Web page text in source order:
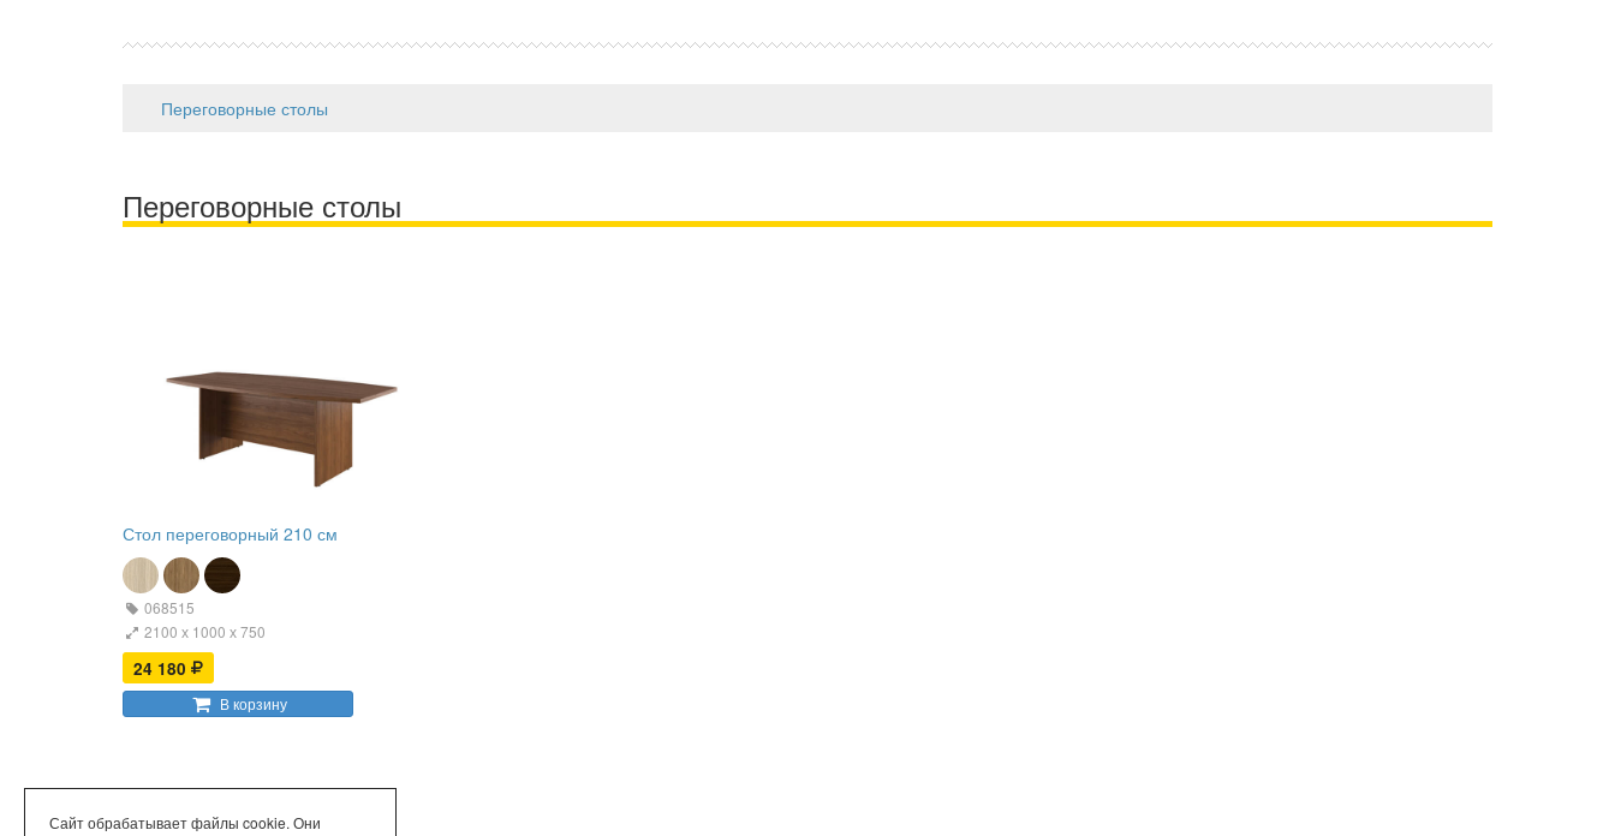
Переговорные столы
Переговорные столы
Стол переговорный 210 см
068515
2100 х 1000 х 750
24 180
В корзину
Сайт обрабатывает файлы cookie. Они